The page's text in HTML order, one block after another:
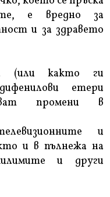
е вредно за
и за здравето
(или както ги
етери
промени в
и
и в пълнежа на
и други